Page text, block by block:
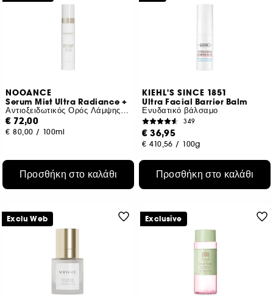
NOOANCE
Serum Mist Ultra Radiance +
Αντιοξειδωτικός Ορός Λάμψης & Τόνωσης LED
€ 72,00
€ 80,00 / 100ml
Προσθήκη στο καλάθι
KIEHL'S SINCE 1851
Ultra Facial Barrier Balm
Ενυδατικό βάλσαμο
349
€ 36,95
€ 410,56 / 100g
Προσθήκη στο καλάθι
Exclu Web Exclusive